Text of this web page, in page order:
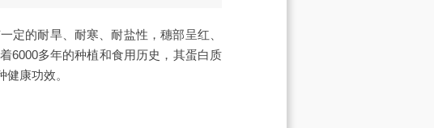
定的耐旱、耐寒、耐盐性，穗部呈红、
6000多年的种植和食用历史，其蛋白质
康功效。